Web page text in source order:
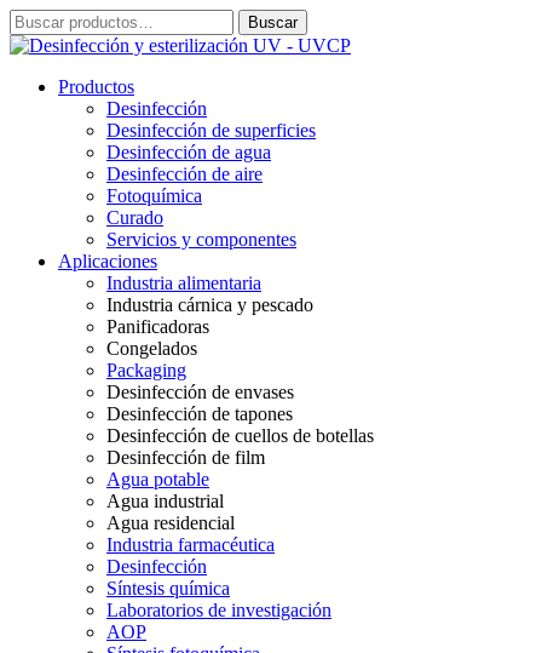
Ir
al
Buscar
por:
Buscar
Productos
Desinfección
Desinfección de superficies
Desinfección de agua
Desinfección de aire
Fotoquímica
Curado
Servicios y componentes
Aplicaciones
Industria alimentaria
Industria cárnica y pescado
Panificadoras
Congelados
Packaging
Desinfección de envases
Desinfección de tapones
Desinfección de cuellos de botellas
Desinfección de film
Agua potable
Agua industrial
Agua residencial
Industria farmacéutica
Desinfección
Síntesis química
Laboratorios de investigación
AOP